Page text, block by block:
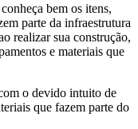
bem os itens,
parte da infraestrutura
realizar sua construção,
e materiais que
o devido intuito de
que fazem parte do